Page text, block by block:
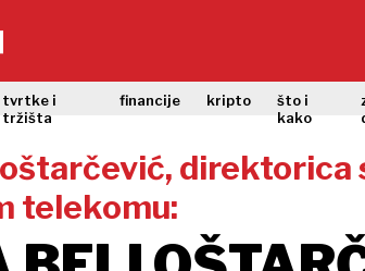
tvrtke i
tržišta
financije kripto
što i
kako
telekomu: